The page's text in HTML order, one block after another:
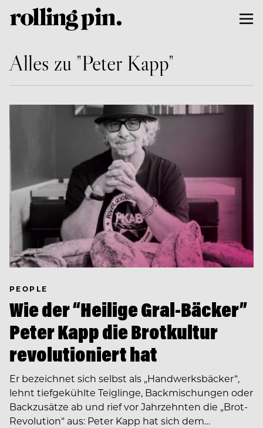
Alles zu "Peter Kapp"
PEOPLE
Wie der “Heilige Gral-Bäcker”
Peter Kapp die Brotkultur
revolutioniert hat
Er bezeichnet sich selbst als „Handwerksbäcker“,
lehnt tiefgekühlte Teiglinge, Backmischungen oder
Backzusätze ab und rief vor Jahrzehnten die „Brot-
Revolution“ aus: Peter Kapp hat sich dem…